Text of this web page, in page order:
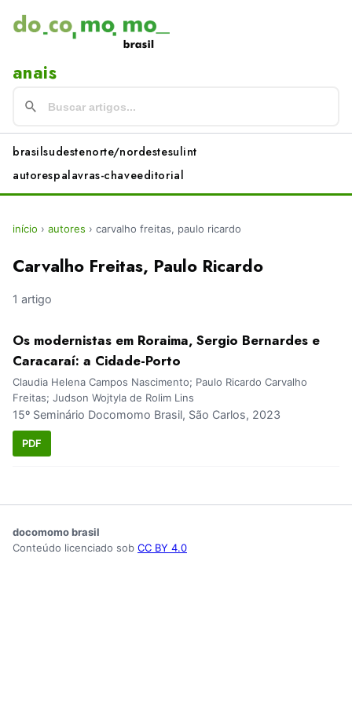
anais
brasilsudestenorte/nordestesulint
autorespalavras-chaveeditorial
início › autores › carvalho freitas, paulo ricardo
Carvalho Freitas, Paulo Ricardo
1 artigo
Os modernistas em Roraima, Sergio Bernardes e
Caracaraí: a Cidade-Porto
Claudia Helena Campos Nascimento; Paulo Ricardo Carvalho
Freitas; Judson Wojtyla de Rolim Lins
15º Seminário Docomomo Brasil, São Carlos, 2023
PDF
docomomo brasil
Conteúdo licenciado sob CC BY 4.0